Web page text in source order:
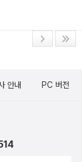
안내 PC 버전